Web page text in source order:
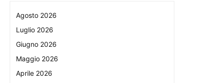
Agosto 2026
Luglio 2026
Giugno 2026
Maggio 2026
Aprile 2026